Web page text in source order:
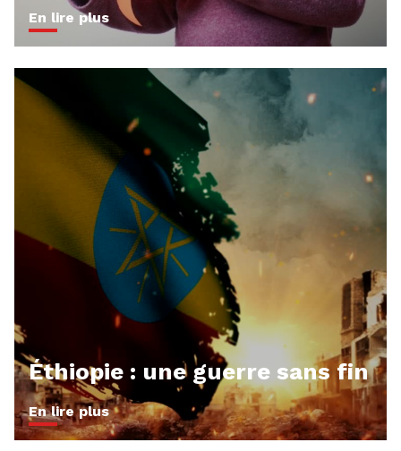
En lire plus
Éthiopie : une guerre sans fin
En lire plus